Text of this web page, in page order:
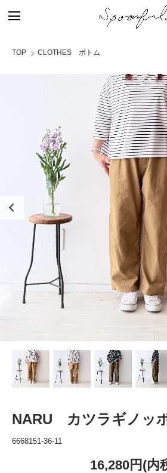
TOP CLOTHES ボトム
NARU カツラギノッ
6668151-36-11
16,280円(内